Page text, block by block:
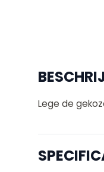
Lege de